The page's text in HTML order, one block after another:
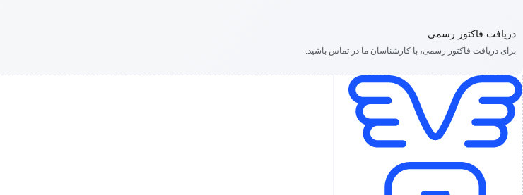
دریافت فاکتور رسمی
برای دریافت فاکتور رسمی، با کارشناسان ما در تماس باشید.